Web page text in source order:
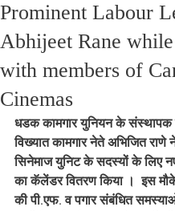
Prominent Labour
Abhijeet Rane
with members of
Cinemas
धडक कामगार युनियन के संस्थापक
विख्यात कामगार नेते अभिजित राणे
सिनेमाज युनिट के सदस्यों के लिए
का कॅलेंडर वितरण किया ।  इस
की पी.एफ. व पगार संबंधित